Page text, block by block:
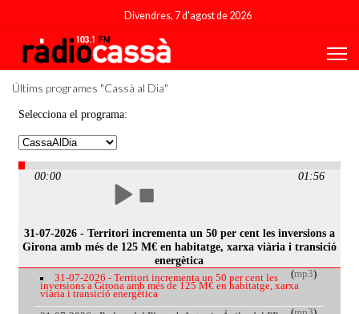
Divendres, 7 d'agost de 2026
Últims programes "Cassà al Dia"